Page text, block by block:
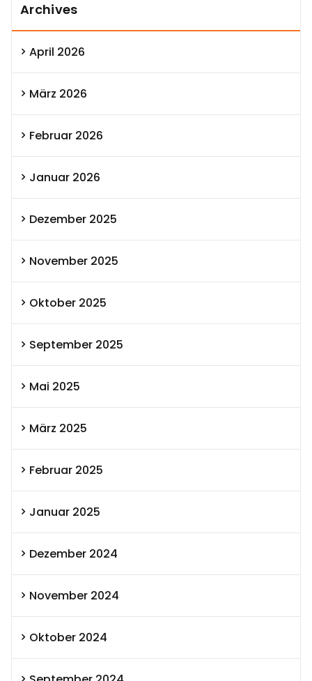
Archives
April 2026
März 2026
Februar 2026
Januar 2026
Dezember 2025
November 2025
Oktober 2025
September 2025
Mai 2025
März 2025
Februar 2025
Januar 2025
Dezember 2024
November 2024
Oktober 2024